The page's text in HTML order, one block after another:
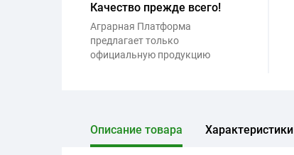
Качество прежде всего!
Аграрная Платформа
предлагает только
официальную продукцию
Описание товара Характеристики